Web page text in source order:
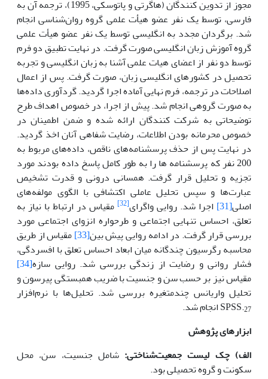
مجوز از تدوین کنندگان (هاگرتی و پاتوسکی، 1995)، ترجمه آن به
فارسی، توسط یک نفر عضو هیأت علمی گروه روان‌شناسی انجام
شد. برگردان مجدد به انگلیسی توسط یک نفر عضو هیأت علمی
گروه آموزش زبان انگلیسی صورت گرفت. در نهایت تطبیق دو فرم
توسط دو نفر از اعضای هیات علمی آشنا به زبان انگلیسی و تجربه
تحصیل در کشورهای انگلیسی زبان، صورت گرفت. پس از اعمال
اصلاحات در ترجمه، فرم نهایی آماده اجرا گردید. گردآوری داده‌ها
به صورت گروهی انجام شد. پیش از اجرا، در خصوص اهداف طرح
توضیحاتی به شرکت کنندگان ارائه شده و ضمن اطمینان در
خصوص محرمانه بودن اطلاعات، رضایت شفاهی آنان اخذ گردید.
در نهایت پس از حذف پرسشنامه‌های ناقص، داده‌های مربوط به
200 نفر که پرسشنامه ها را به طور کامل پاسخ داده بودند مورد
تجزیه و تحلیل قرار گرفت. همسانی درونی و قدرت تشخیص
عبارت‌ها و سپس تحلیل عاملی اکتشافی با الگوی مولفه‌های
اصلی[31] اجرا شد. روایی واگرای[32]
مقیاس در ارتباط با نیاز به
تعلق، احساس تنهایی اجتماعی و طرحواره انزوای اجتماعی مورد
بررسی قرار گرفت. در ادامه روایی پیش بین[33]
مقیاس از طریق
محاسبه رگرسیون چندگانه میان ابعاد احساس تعلق با افسردگی،
فشار روانی و رضایت از زندگی بررسی شد. روایی سازه[34]
مقیاس نیز بر حسب سن و جنسیت با ضریب همبستگی پیرسون و
تحلیل واریانس چندمتغیره بررسی شد. تحلیل‌ها با نرم‌افزار
SPSS.27
انجام شد.
ابزارهای پژوهش
الف) چک لیست جمعیت‌شناختی: شامل جنسیت، سن، محل
سکونت و گروه تحصیلی بود.